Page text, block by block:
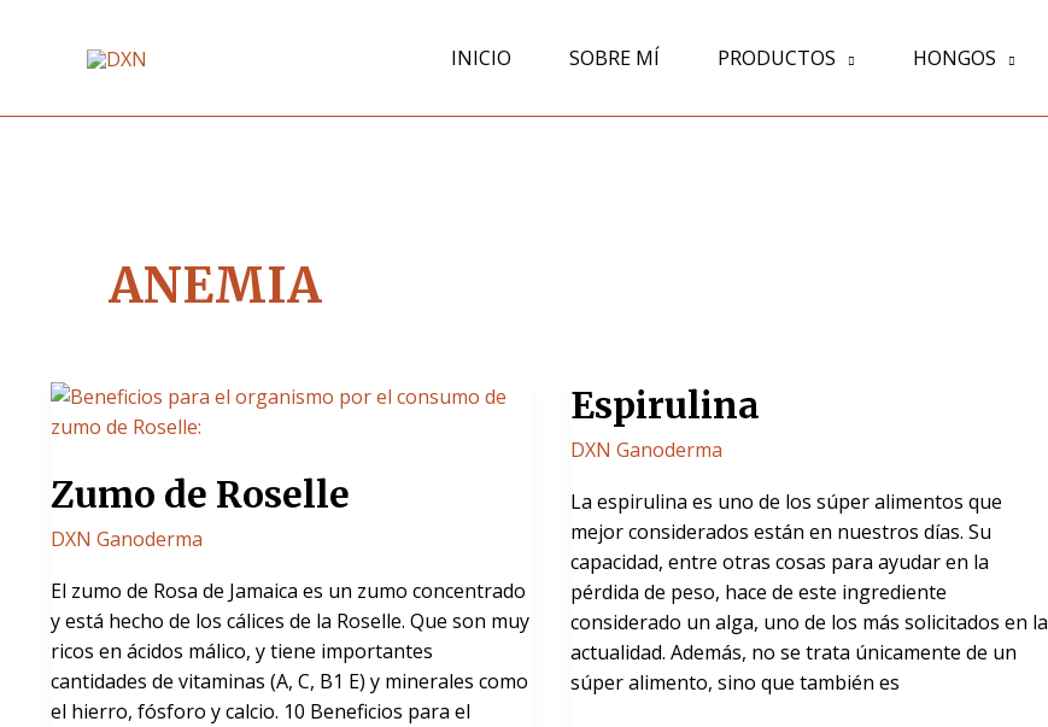
contenido
INICIO SOBRE MÍ PRODUCTOS HONGOS
ANEMIA
Zumo de Roselle
DXN Ganoderma
El zumo de Rosa de Jamaica es un zumo concentrado
y está hecho de los cálices de la Roselle. Que son muy
ricos en ácidos málico, y tiene importantes
cantidades de vitaminas (A, C, B1 E) y minerales como
el hierro, fósforo y calcio. 10 Beneficios para el
Zumo
de
Espirulina
DXN Ganoderma
La espirulina es uno de los súper alimentos que
mejor considerados están en nuestros días. Su
capacidad, entre otras cosas para ayudar en la
pérdida de peso, hace de este ingrediente
considerado un alga, uno de los más solicitados en la
actualidad. Además, no se trata únicamente de un
súper alimento, sino que también es
Espirulina